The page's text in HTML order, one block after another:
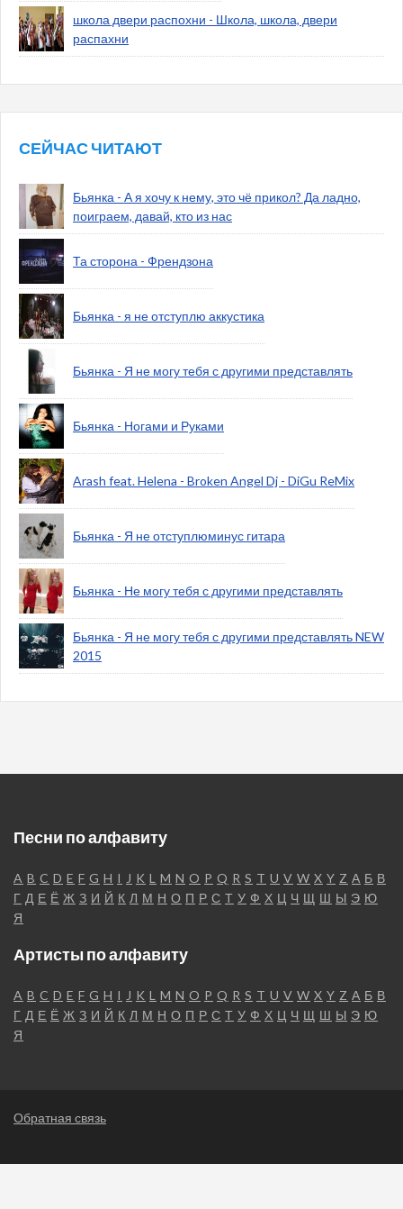
школа двери распохни - Школа, школа, двери
распахни
СЕЙЧАС ЧИТАЮТ
Бьянка - А я хочу к нему, это чё прикол? Да ладно,
поиграем, давай, кто из нас
Та сторона - Френдзона
Бьянка - я не отступлю аккустика
Бьянка - Я не могу тебя с другими представлять
Бьянка - Ногами и Руками
Arash feat. Helena - Broken Angel Dj - DiGu ReMix
Бьянка - Я не отступлюминус гитара
Бьянка - Не могу тебя с другими представлять
Бьянка - Я не могу тебя с другими представлять NEW
2015
Песни по алфавиту
A B C D E F G H I J K L M N O P Q R S T U V W X Y Z А Б В
Г Д Е Ё Ж З И Й К Л М Н О П Р С Т У Ф Х Ц Ч Щ Ш Ы Э Ю
Я
Артисты по алфавиту
A B C D E F G H I J K L M N O P Q R S T U V W X Y Z А Б В
Г Д Е Ё Ж З И Й К Л М Н О П Р С Т У Ф Х Ц Ч Щ Ш Ы Э Ю
Я
Обратная связь